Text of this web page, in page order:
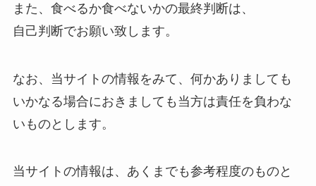
また、食べるか食べないかの最終判断は、
自己判断でお願い致します。
なお、当サイトの情報をみて、何かありましても
いかなる場合におきましても当方は責任を負わな
いものとします。
当サイトの情報は、あくまでも参考程度のものと